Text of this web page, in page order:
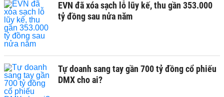
EVN đã xóa sạch lỗ lũy kế, thu gần 353.000
tỷ đồng sau nửa năm
Tự doanh sang tay gần 700 tỷ đồng cổ phiếu
DMX cho ai?